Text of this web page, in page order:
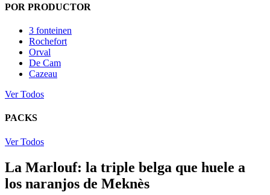
POR PRODUCTOR
3 fonteinen
Rochefort
Orval
De Cam
Cazeau
Ver Todos
PACKS
Ver Todos
La Marlouf: la triple belga que huele a
los naranjos de Meknès